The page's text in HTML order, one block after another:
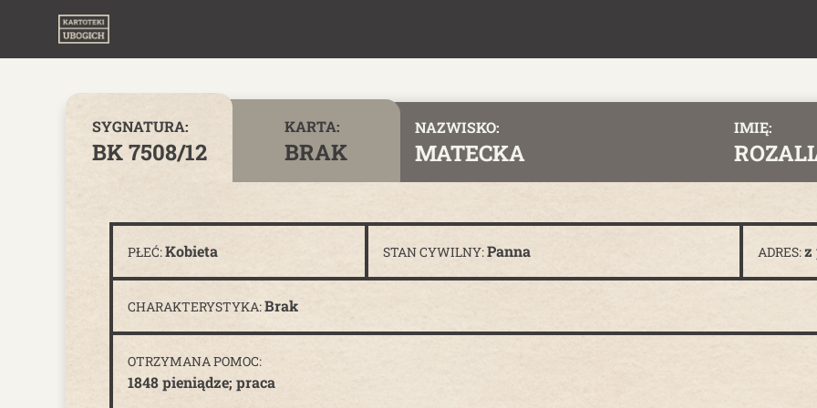
SYGNATURA:
BK 7508/12
KARTA:
BRAK
NAZWISKO:
MATECKA
IMIĘ:
PŁEĆ:Kobieta STAN CYWILNY:Panna ADRES:z
CHARAKTERYSTYKA:Brak
OTRZYMANA POMOC:
1848 pieniądze; praca